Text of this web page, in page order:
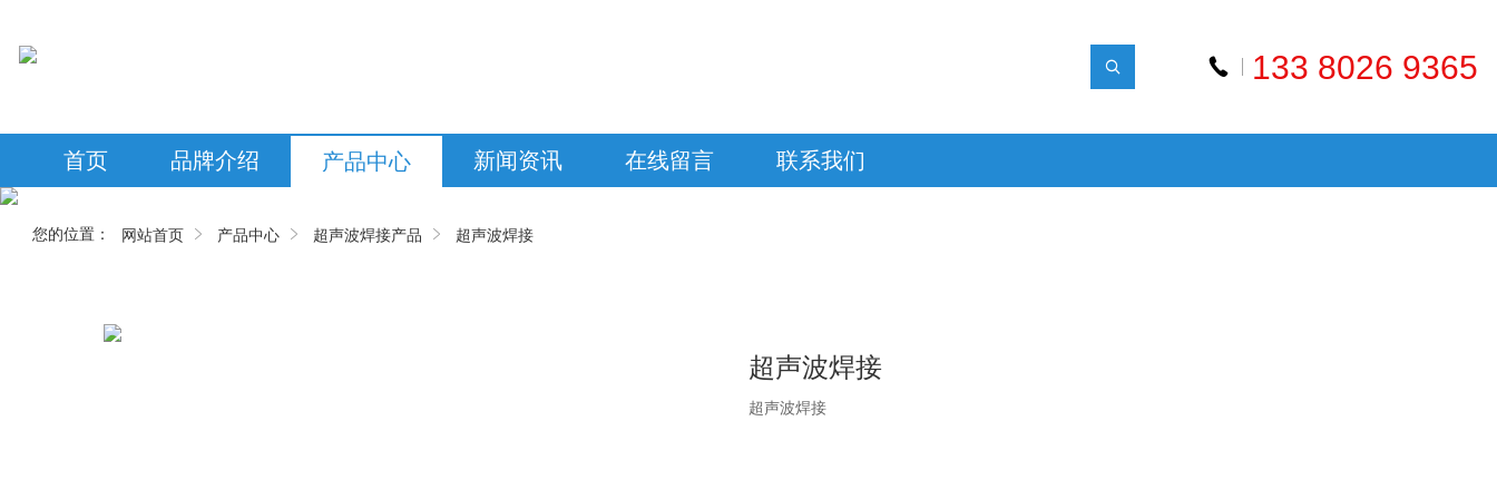
133 8026 9365
首页 品牌介绍 产品中心 新闻资讯 在线留言 联系我们
您的位置： 网站首页 产品中心 超声波焊接产品 超声波焊接
超声波焊接
超声波焊接